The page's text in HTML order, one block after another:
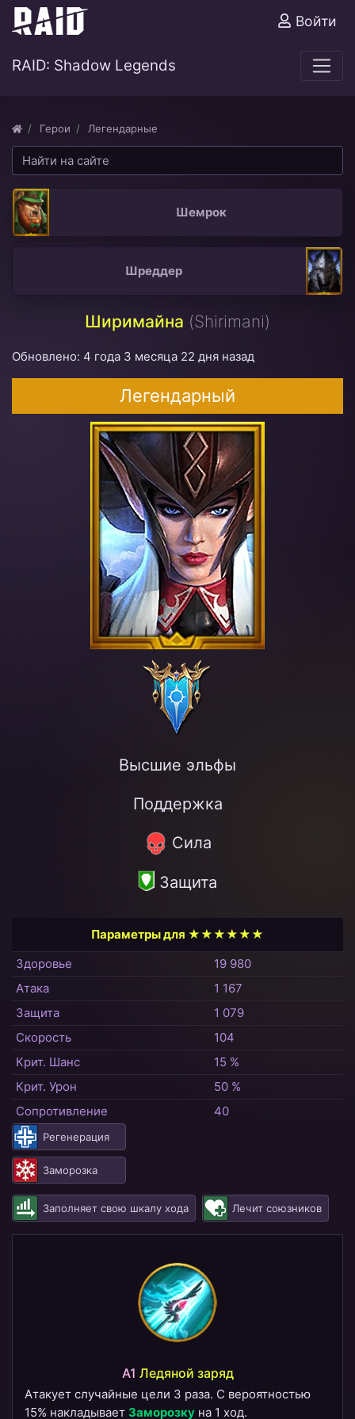
Войти
RAID: Shadow Legends
Герои Легендарные
Шемрок
Шреддер
Ширимайна (Shirimani)
Обновлено: 4 года 3 месяца 22 дня назад
Легендарный
Высшие эльфы
Поддержка
Сила
Защита
Параметры для ★★★★★★
Здоровье
19 980
Атака
1 167
Защита
1 079
Скорость
104
Крит. Шанс
15 %
Крит. Урон
50 %
Сопротивление
40
Регенерация
Заморозка
Заполняет свою шкалу хода Лечит союзников
A1 Ледяной заряд
Атакует случайные цели 3 раза. С вероятностью
15% накладывает Заморозку на 1 ход.